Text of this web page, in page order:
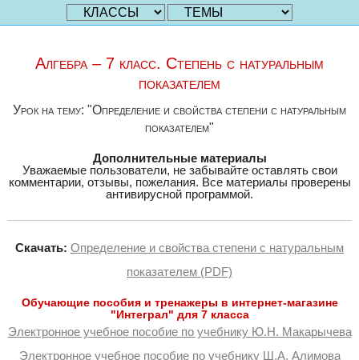
Алгебра – 7 класс. Степень с натуральным
показателем
Урок на тему: "Определение и свойства степени с натуральным
показателем"
Дополнительные материалы
Уважаемые пользователи, не забывайте оставлять свои
комментарии, отзывы, пожелания. Все материалы проверены
антивирусной программой.
Скачать: Определение и свойства степени с натуральным
показателем (PDF)
Обучающие пособия и тренажеры в интернет-магазине
"Интеграл" для 7 класса
Электронное учебное пособие по учебнику Ю.Н. Макарычева
Электронное учебное пособие по учебнику Ш.А. Алимова